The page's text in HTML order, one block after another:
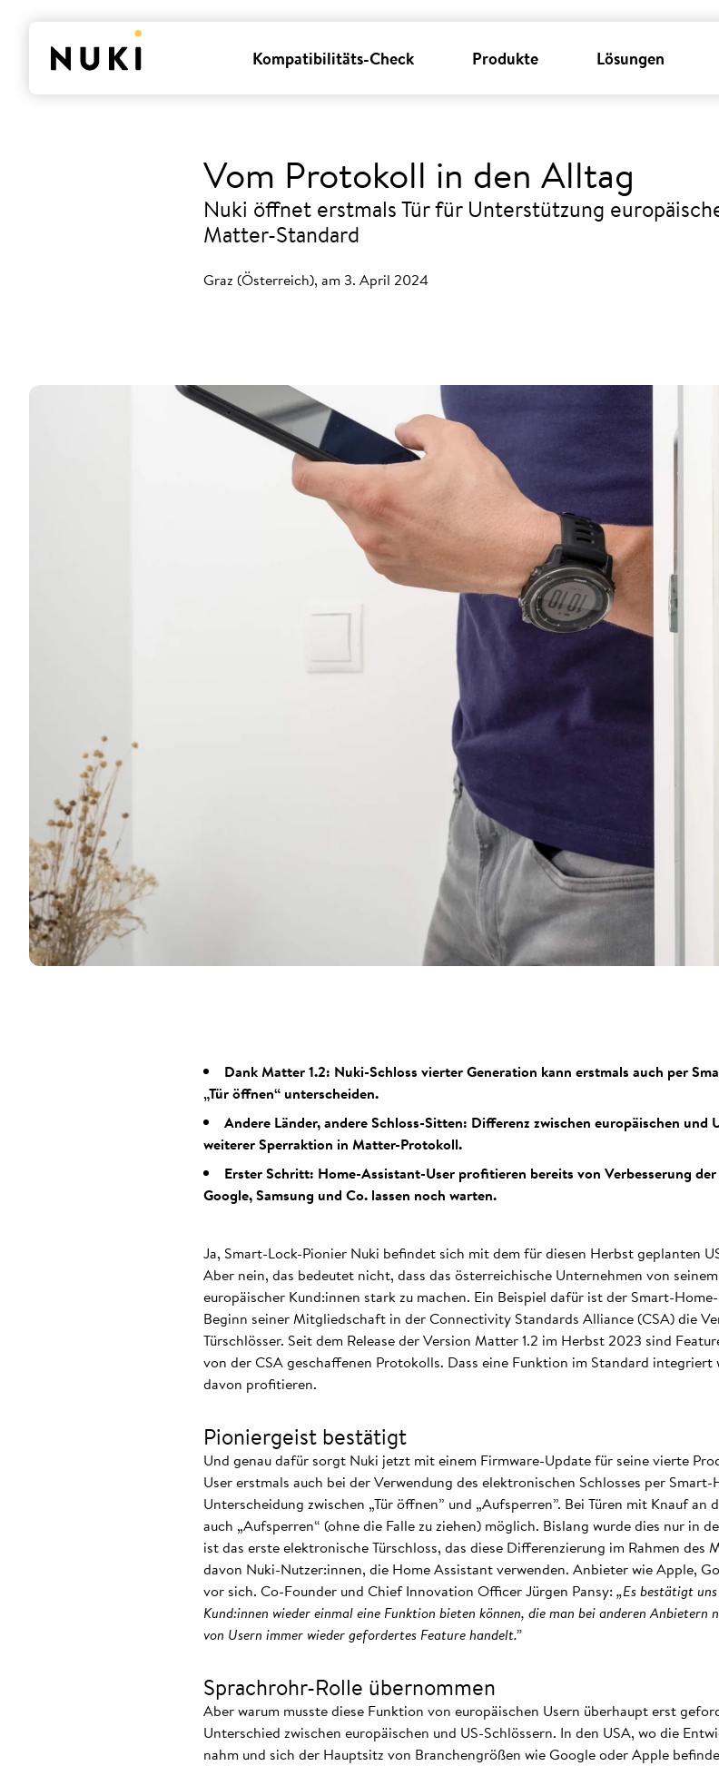
Kompatibilitäts-Check Produkte Lösungen
Vom Protokoll in den Alltag
Nuki öffnet erstmals Tür für Unterstützung
Matter-Standard
Graz (Österreich), am 3. April 2024
Dank Matter 1.2: Nuki-Schloss vierter Generation kann erstmals auch per
„Tür öffnen“ unterscheiden.
Andere Länder, andere Schloss-Sitten: Differenz zwischen europäischen und
weiterer Sperraktion in Matter-Protokoll.
Erster Schritt: Home-Assistant-User profitieren bereits von Verbesserung
Google, Samsung und Co. lassen noch warten.
Ja, Smart-Lock-Pionier Nuki befindet sich mit dem für diesen Herbst geplanten
Aber nein, das bedeutet nicht, dass das österreichische Unternehmen von
europäischer Kund:innen stark zu machen. Ein Beispiel dafür ist der Smart-
Beginn seiner Mitgliedschaft in der Connectivity Standards Alliance (CSA) die
Türschlösser. Seit dem Release der Version Matter 1.2 im Herbst 2023 sind
von der CSA geschaffenen Protokolls. Dass eine Funktion im Standard
davon profitieren.
Pioniergeist bestätigt
Und genau dafür sorgt Nuki jetzt mit einem Firmware-Update für seine vierte
User erstmals auch bei der Verwendung des elektronischen Schlosses per
Unterscheidung zwischen „Tür öffnen” und „Aufsperren”. Bei Türen mit Knauf an
auch „Aufsperren“ (ohne die Falle zu ziehen) möglich. Bislang wurde dies nur in
ist das erste elektronische Türschloss, das diese Differenzierung im Rahmen
davon Nuki-Nutzer:innen, die Home Assistant verwenden. Anbieter wie Apple,
vor sich. Co-Founder und Chief Innovation Officer Jürgen Pansy: „Es bestätigt
Kund:innen wieder einmal eine Funktion bieten können, die man bei anderen
von Usern immer wieder gefordertes Feature handelt.”
Sprachrohr-Rolle übernommen
Aber warum musste diese Funktion von europäischen Usern überhaupt erst
Unterschied zwischen europäischen und US-Schlössern. In den USA, wo die
nahm und sich der Hauptsitz von Branchengrößen wie Google oder Apple